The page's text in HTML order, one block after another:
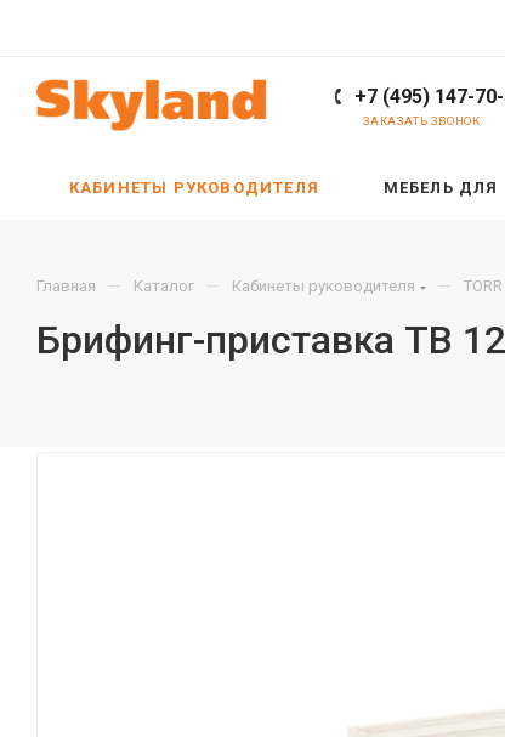
+7 (495) 147-
ЗАКАЗАТЬ ЗВОНОК
КАБИНЕТЫ РУКОВОДИТЕЛЯ МЕБЕЛЬ ДЛЯ
Главная — Каталог — Кабинеты руководителя —
Брифинг-приставка TB